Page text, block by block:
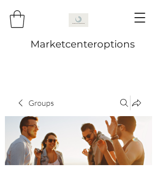
Marketcenteroptions
Groups